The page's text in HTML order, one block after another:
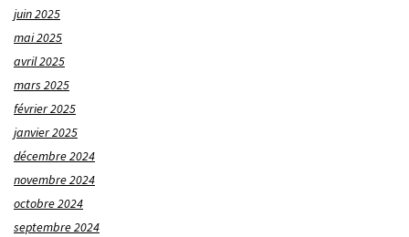
juin 2025
mai 2025
avril 2025
mars 2025
février 2025
janvier 2025
décembre 2024
novembre 2024
octobre 2024
septembre 2024